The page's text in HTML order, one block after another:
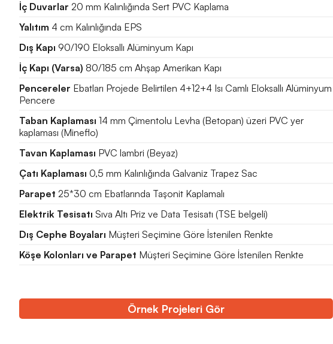
İç Duvarlar 20 mm Kalınlığında Sert PVC Kaplama
Yalıtım 4 cm Kalınlığında EPS
Dış Kapı 90/190 Eloksallı Alüminyum Kapı
İç Kapı (Varsa) 80/185 cm Ahşap Amerikan Kapı
Pencereler Ebatları Projede Belirtilen 4+12+4 Isı Camlı Eloksallı Alüminyum
Pencere
Taban Kaplaması 14 mm Çimentolu Levha (Betopan) üzeri PVC yer
kaplaması (Mineflo)
Tavan Kaplaması PVC lambri (Beyaz)
Çatı Kaplaması 0,5 mm Kalınlığında Galvaniz Trapez Sac
Parapet 25*30 cm Ebatlarında Taşonit Kaplamalı
Elektrik Tesisatı Sıva Altı Priz ve Data Tesisatı (TSE belgeli)
Dış Cephe Boyaları Müşteri Seçimine Göre İstenilen Renkte
Köşe Kolonları ve Parapet Müşteri Seçimine Göre İstenilen Renkte
Örnek Projeleri Gör